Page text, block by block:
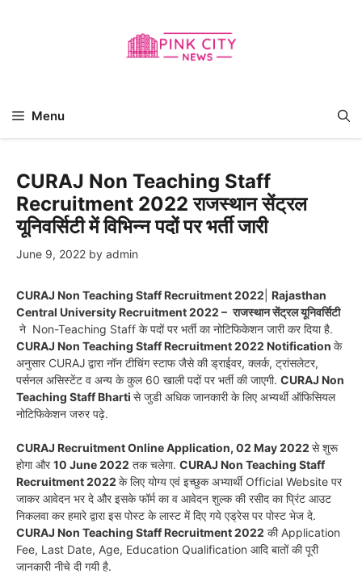
Menu
CURAJ Non Teaching Staff
Recruitment 2022 राजस्थान सेंट्रल
यूनिवर्सिटी में विभिन्न पदों पर भर्ती जारी
June 9, 2022 by admin
CURAJ Non Teaching Staff Recruitment 2022 Rajasthan
Central University Recruitment 2022 – राजस्थान सेंट्रल यूनिवर्सिटी
ने Non-Teaching Staff के पदों पर भर्ती का नोटिफिकेशन जारी कर दिया है.
CURAJ Non Teaching Staff Recruitment 2022 Notification के
अनुसार CURAJ द्वारा नॉन टीचिंग स्टाफ जैसे की ड्राईवर, क्लर्क, ट्रांसलेटर,
पर्सनल असिस्टेंट व अन्य के कुल 60 खाली पदों पर भर्ती की जाएगी. CURAJ Non
Teaching Staff Bharti से जुडी अधिक जानकारी के लिए अभ्यर्थी ऑफिसियल
नोटिफिकेशन जरुर पढ़े.
CURAJ Recruitment Online Application, 02 May 2022 से शुरू
होगा और10 June 2022 तक चलेगा. CURAJ Non Teaching Staff
Recruitment 2022 के लिए योग्य एवं इच्छुक अभ्यार्थी Official Website पर
जाकर आवेदन भर दे और इसके फॉर्म का व आवेदन शुल्क की रसीद का प्रिंट आउट
निकलवा कर हमारे द्वारा इस पोस्ट के लास्ट में दिए गये एड्रेस पर पोस्ट भेज दे.
CURAJ Non Teaching Staff Recruitment 2022 की Application
Fee, Last Date, Age, Education Qualification आदि बातों की पूरी
जानकारी नीचे दी गयी है.